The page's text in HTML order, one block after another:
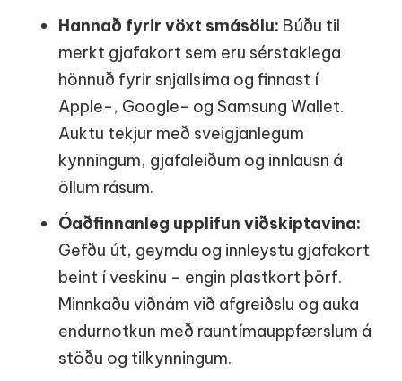
Hannað fyrir vöxt smásölu: Búðu til
merkt gjafakort sem eru sérstaklega
hönnuð fyrir snjallsíma og finnast í
Apple-, Google- og Samsung Wallet.
Auktu tekjur með sveigjanlegum
kynningum, gjafaleiðum og innlausn á
öllum rásum.
Óaðfinnanleg upplifun viðskiptavina:
Gefðu út, geymdu og innleystu gjafakort
beint í veskinu – engin plastkort þörf.
Minnkaðu viðnám við afgreiðslu og auka
endurnotkun með rauntímauppfærslum á
stöðu og tilkynningum.